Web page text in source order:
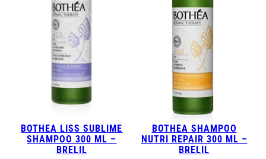
BOTHEA LISS SUBLIME
SHAMPOO 300 ML –
BRELIL
BOTHEA SHAMPOO
NUTRI REPAIR 300 ML –
BRELIL